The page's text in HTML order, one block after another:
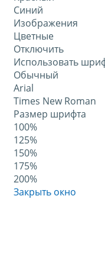
Синий
Изображения
Цветные
Отключить
Использовать
Обычный
Arial
Times New Roman
Размер шрифта
100%
125%
150%
175%
200%
Закрыть окно